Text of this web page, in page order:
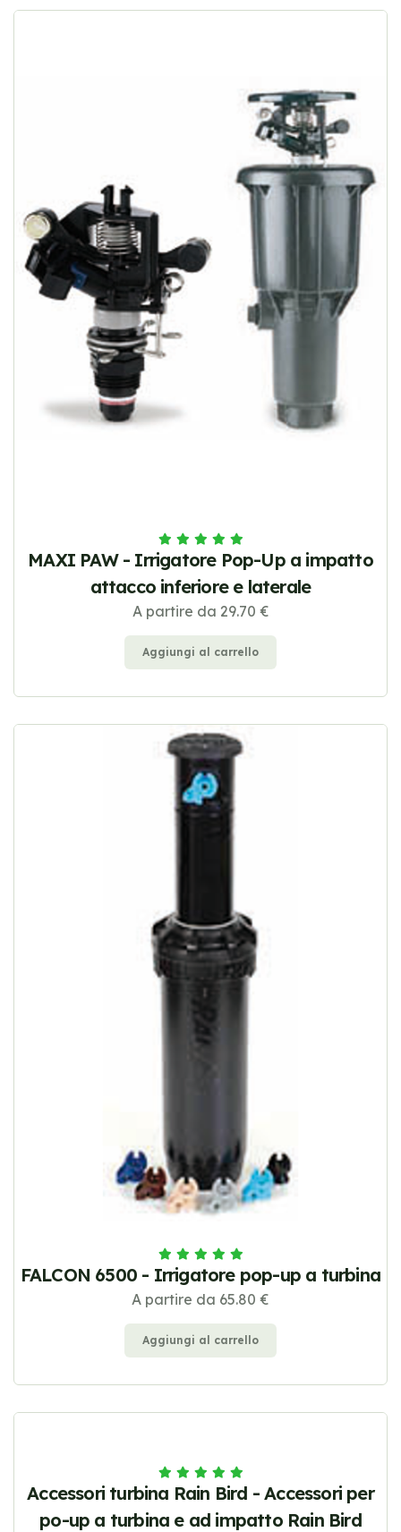
MAXI PAW - Irrigatore Pop-Up a impatto
attacco inferiore e laterale
A partire da 29.70 €
Aggiungi al carrello
FALCON 6500 - Irrigatore pop-up a turbina
A partire da 65.80 €
Aggiungi al carrello
Accessori turbina Rain Bird - Accessori per
po-up a turbina e ad impatto Rain Bird